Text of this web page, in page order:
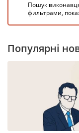
Пошук
фильтрами,
Популярні